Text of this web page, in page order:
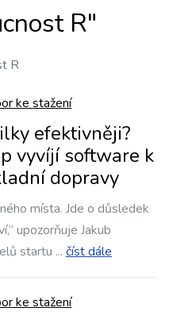
R"
R
ke stažení
efektivněji?
vyvíjí software k
dopravy
místa. Jde o důsledek
upozorňuje Jakub
startu ... číst dále
ke stažení